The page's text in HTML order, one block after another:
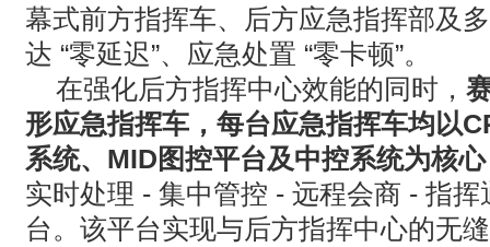
幕式前方指挥车、后方应急指挥部及
达 “零延迟”、应急处置 “零卡顿”。
在强化后方指挥中心效能的同时，
形应急指挥车，每台应急指挥车均以
系统、 MID图控平台及中控系统为核
实时处理 - 集中管控 - 远程会商 - 指挥
台。该平台实现与后方指挥中心的无